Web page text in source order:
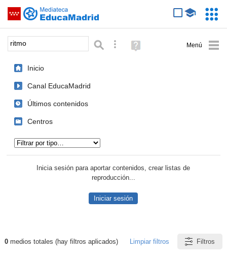
Saltar navegación
Palabra o frase: Búsqueda avanzada
Ayuda
(en
Inicio
Canal EducaMadrid
Últimos contenidos
Centros
Inicia sesión para aportar contenidos, crear listas de
reproducción...
Iniciar sesión
Resultados de: ritmo
0medios totales (hay filtros aplicados) Limpiar filtros Filtros